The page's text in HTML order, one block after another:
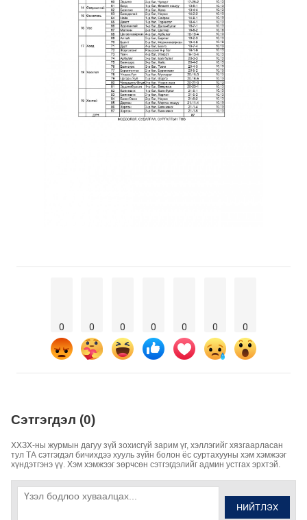
0 0 0 0 0 0 0
Сэтгэгдэл (0)
ХХЗХ-ны журмын дагуу зүй зохисгүй зарим үг, хэллэгийг хязгаарласан
тул ТА сэтгэгдэл бичихдээ хууль зүйн болон ёс суртахууны хэм хэмжээг
хүндэтгэнэ үү. Хэм хэмжээг зөрчсөн сэтгэгдэлийг админ устгах эрхтэй.
НИЙТЛЭХ